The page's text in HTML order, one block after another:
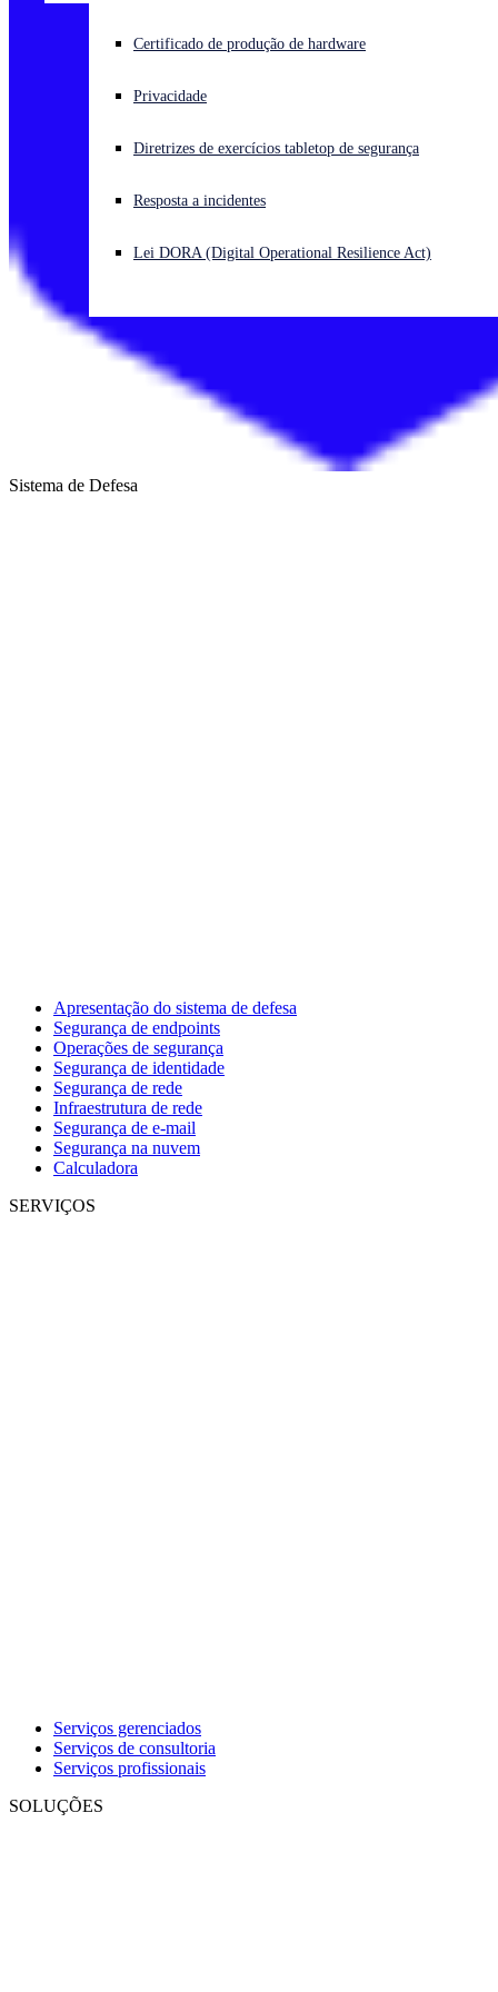
Enfrentando um ataque cibernético? Obtenha ajuda imediata
Português (Brasil) Open language switcher
Certificado de produção de hardware
Privacidade
Diretrizes de exercícios tabletop de segurança
Resposta a incidentes
Lei DORA (Digital Operational Resilience Act)
Sistema de Defesa
Apresentação do sistema de defesa
Segurança de endpoints
Operações de segurança
Segurança de identidade
Segurança de rede
Infraestrutura de rede
Segurança de e-mail
Segurança na nuvem
Calculadora
SERVIÇOS
Serviços gerenciados
Serviços de consultoria
Serviços profissionais
SOLUÇÕES